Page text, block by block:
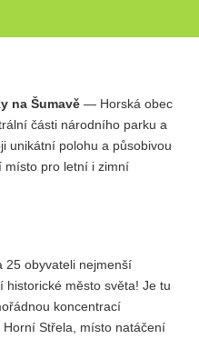
na Šumavě — Horská obec
části národního parku a
unikátní polohu a působivou
místo pro letní i zimní
obyvateli nejmenší
historické město světa! Je tu
koncentrací
Střela, místo natáčení